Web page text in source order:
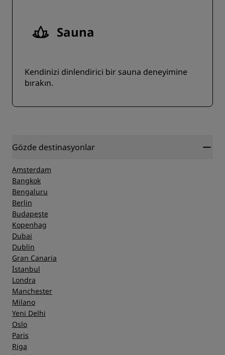
Sauna
Kendinizi dinlendirici bir sauna deneyimine
bırakın.
Gözde destinasyonlar
Amsterdam
Bangkok
Bengaluru
Berlin
Budapeşte
Kopenhag
Dubai
Dublin
Gran Canaria
İstanbul
Londra
Manchester
Milano
Yeni Delhi
Oslo
Paris
Riga